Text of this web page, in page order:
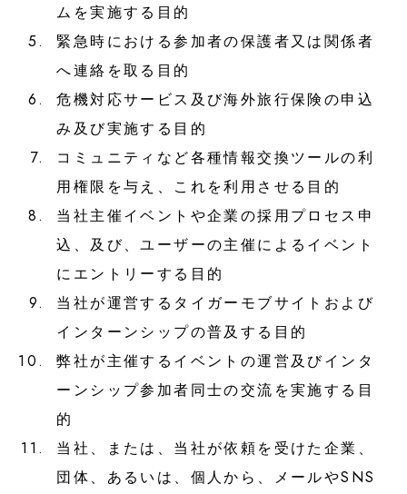
ニュース
Media
メディア掲載情報
RECRUIT
採用情報
SUSTINABILITY
サステナビリティ
CONTACT
お問い合せ
ムを実施する目的
5.
緊急時における参加者の保護者又は関係者
へ連絡を取る目的
6.
危機対応サービス及び海外旅行保険の申込
み及び実施する目的
7.
コミュニティなど各種情報交換ツールの利
用権限を与え、これを利用させる目的
8.
当社主催イベントや企業の採用プロセス申
込、及び、ユーザーの主催によるイベント
にエントリーする目的
9.
当社が運営するタイガーモブサイトおよび
インターンシップの普及する目的
10.
弊社が主催するイベントの運営及びインタ
ーンシップ参加者同士の交流を実施する目
的
11.
当社、または、当社が依頼を受けた企業、
団体、あるいは、個人から、メールやSNS